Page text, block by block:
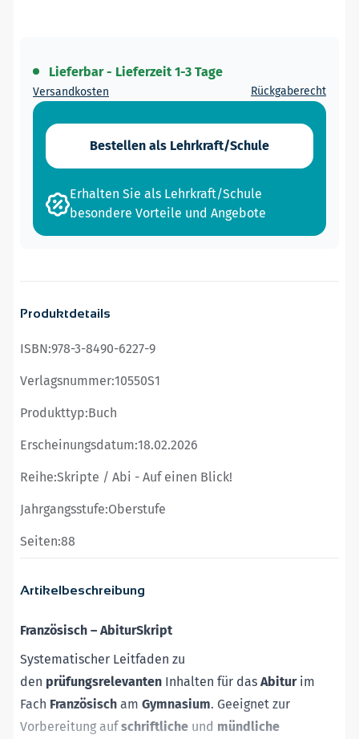
Lieferbar - Lieferzeit 1-3 Tage
Versandkosten Rückgaberecht
Bestellen als Lehrkraft/Schule
Erhalten Sie als Lehrkraft/Schule
besondere Vorteile und Angebote
Artikelbeschreibung
Französisch – AbiturSkript
Systematischer Leitfaden zu
den prüfungsrelevanten Inhalten für das Abiturim
Fach Französisch am Gymnasium. Geeignet zur
Vorbereitung aufschriftliche und mündliche
Produktdetails
ISBN:978-3-8490-6227-9
Verlagsnummer:10550S1
Produkttyp:Buch
Erscheinungsdatum:18.02.2026
Reihe:Skripte / Abi - Auf einen Blick!
Jahrgangsstufe:Oberstufe
Seiten:88